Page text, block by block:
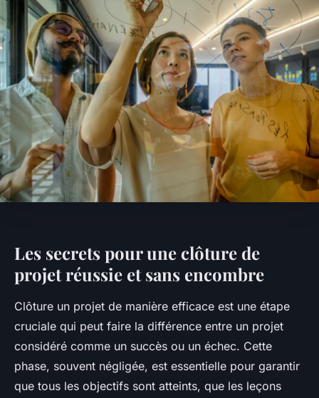
Les secrets pour une clôture de
projet réussie et sans encombre
Clôture un projet de manière efficace est une étape
cruciale qui peut faire la différence entre un projet
considéré comme un succès ou un échec. Cette
phase, souvent négligée, est essentielle pour garantir
que tous les objectifs sont atteints, que les leçons